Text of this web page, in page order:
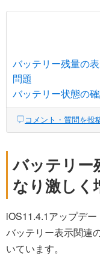
バッテリー残量の
問題
バッテリー状態の
コメント・質問を投
バッテリー
なり激しく
iOS11.4.1アップデー
バッテリー表示関連
いています。